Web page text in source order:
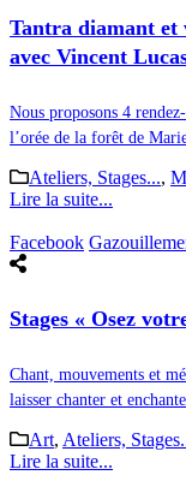
Tantra diamant et
avec Vincent
Nous proposons 4
l’orée de la forêt de
Ateliers, Stages...,
Lire la suite...
Facebook
Stages « Osez
Chant, mouvements et
laisser chanter et
Art, Ateliers,
Lire la suite...